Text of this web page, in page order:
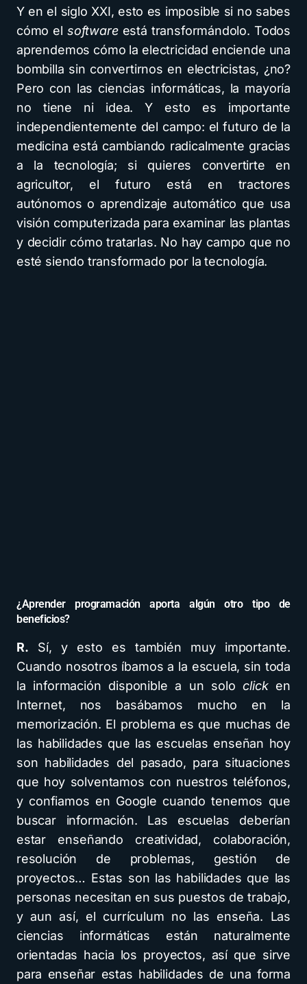
Y en el siglo XXI, esto es imposible si no sabes
cómo el software está transformándolo. Todos
aprendemos cómo la electricidad enciende una
bombilla sin convertirnos en electricistas, ¿no?
Pero con las ciencias informáticas, la mayoría
no tiene ni idea. Y esto es importante
independientemente del campo: el futuro de la
medicina está cambiando radicalmente gracias
a la tecnología; si quieres convertirte en
agricultor, el futuro está en tractores
autónomos o aprendizaje automático que usa
visión computerizada para examinar las plantas
y decidir cómo tratarlas. No hay campo que no
esté siendo transformado por la tecnología.
¿Aprender programación aporta algún otro tipo de
beneficios?
R. Sí, y esto es también muy importante.
Cuando nosotros íbamos a la escuela, sin toda
la información disponible a un soloclick en
Internet, nos basábamos mucho en la
memorización. El problema es que muchas de
las habilidades que las escuelas enseñan hoy
son habilidades del pasado, para situaciones
que hoy solventamos con nuestros teléfonos,
y confiamos en Google cuando tenemos que
buscar información. Las escuelas deberían
estar enseñando creatividad, colaboración,
resolución de problemas, gestión de
proyectos… Estas son las habilidades que las
personas necesitan en sus puestos de trabajo,
y aun así, el currículum no las enseña. Las
ciencias informáticas están naturalmente
orientadas hacia los proyectos, así que sirve
para enseñar estas habilidades de una forma